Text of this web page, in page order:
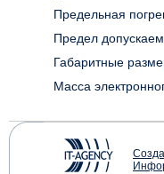
Предельная
Предел
Габаритные
Масса